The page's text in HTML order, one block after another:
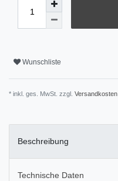
Wunschliste
* inkl. ges. MwSt. zzgl. Versandkosten
Beschreibung
Technische Daten